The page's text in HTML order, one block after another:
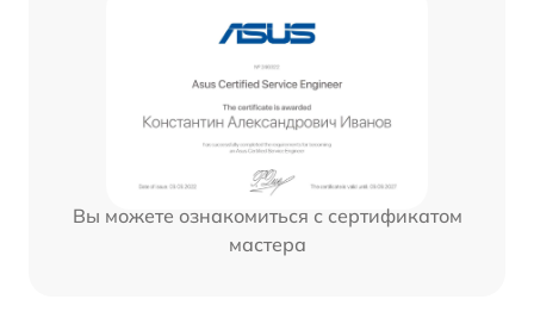
Вы можете ознакомиться с сертификатом
мастера